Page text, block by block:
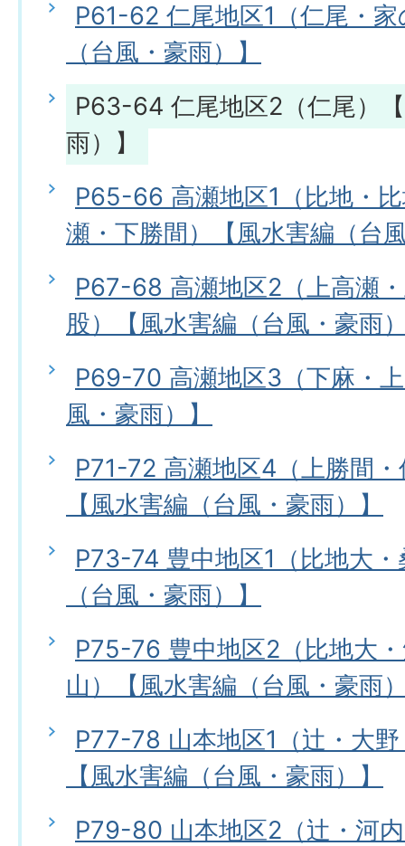
P61-62 仁尾地区1（仁尾・
（台風・豪雨）】
P63-64 仁尾地区2（仁尾）
雨）】
P65-66 高瀬地区1（比地・
瀬・下勝間）【風水害編（台
P67-68 高瀬地区2（上高瀬
股）【風水害編（台風・豪雨
P69-70 高瀬地区3（下麻・
風・豪雨）】
P71-72 高瀬地区4（上勝間
【風水害編（台風・豪雨）】
P73-74 豊中地区1（比地大
（台風・豪雨）】
P75-76 豊中地区2（比地大
山）【風水害編（台風・豪雨
P77-78 山本地区1（辻・大
【風水害編（台風・豪雨）】
P79-80 山本地区2（辻・河